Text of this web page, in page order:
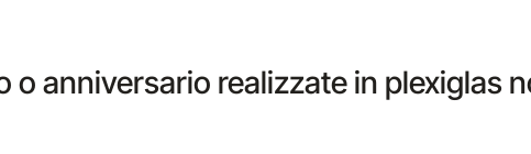
anniversario realizzate in plexiglas